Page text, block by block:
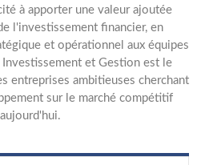
à apporter une valeur ajoutée
l'investissement financier, en
et opérationnel aux équipes
et Gestion est le
entreprises ambitieuses cherchant
sur le marché compétitif